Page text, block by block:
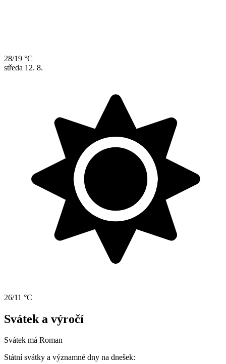
28/19 °C
středa 12. 8.
26/11 °C
Svátek a výročí
Svátek má Roman
Státní svátky a významné dny na dnešek: